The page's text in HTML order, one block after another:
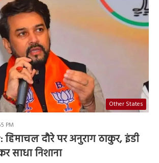
Other States
PM
दौरे पर अनुराग ठाकुर, इंडी
साधा निशाना